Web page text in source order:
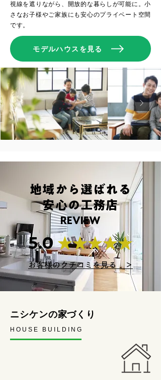
視線を遮りながら、開放的な暮らしが可能に。小
さなお子様やご家族にも安心のプライベート空間
です。
モデルハウスを見る
地域から選ばれる
安心の工務店
REVIEW
5.0★★★★★
お客様のクチコミを見る ＞
ニシケンの家づくり
HOUSE BUILDING